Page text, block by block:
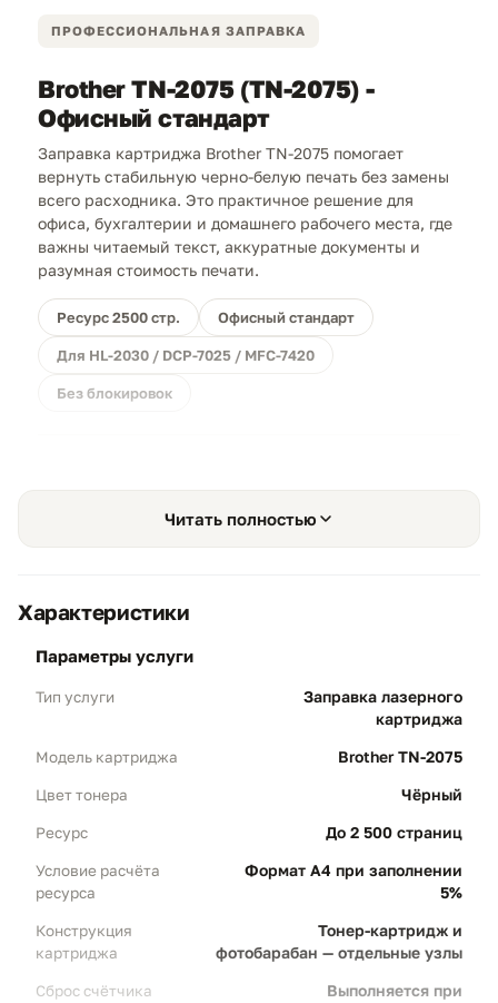
ПРОФЕССИОНАЛЬНАЯ ЗАПРАВКА
Brother TN-2075 (TN-2075) -
Офисный стандарт
Заправка картриджа Brother TN-2075 помогает
вернуть стабильную черно-белую печать без замены
всего расходника. Это практичное решение для
офиса, бухгалтерии и домашнего рабочего места, где
важны читаемый текст, аккуратные документы и
разумная стоимость печати.
Ресурс 2500 стр. Офисный стандарт
Для HL-2030 / DCP-7025 / MFC-7420
Без блокировок
дешевле покупки нового картриджа и позволяет
сохранить рабочий ресурс до 2500 страниц при
механически или через сервисную процедуру.
под стандартный ресурс Brother TN-2075
при 5% заполнении листа А4.
Результат:
картридж уверенно
справляется с повседневной печатью
внутренних документов.
Читать полностью
Характеристики
параметры услуги
Тип услуги
Заправка лазерного
картриджа
Модель картриджа Brother TN-2075
Цвет тонера Чёрный
Ресурс До 2 500 страниц
Условие расчёта
ресурса
Формат A4 при заполнении
5%
Конструкция
картриджа
Тонер-картридж и
фотобарабан — отдельные узлы
Сброс счётчика
Выполняется при